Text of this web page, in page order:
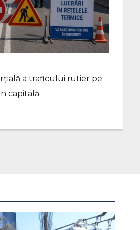
a traficului rutier pe
capitală